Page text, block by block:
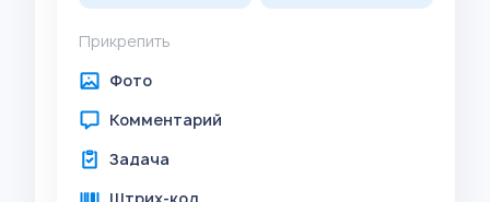
Прикрепить
Фото
Комментарий
Задача